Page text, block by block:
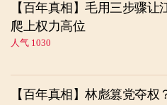
【百年真相】毛用三步骤让
爬上权力高位
人气 1030
【百年真相】林彪篡党夺权